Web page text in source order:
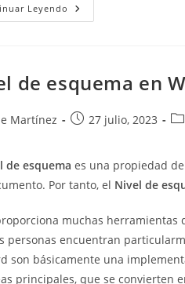
Leyendo Intercalar
Páginas
de esquema en
Martínez
Publicación
entrada:
27 julio, 2023
de esquema es una propiedad
Por tanto, el Nivel de
muchas herramientas
personas encuentran
son básicamente una
principales, que se convierten